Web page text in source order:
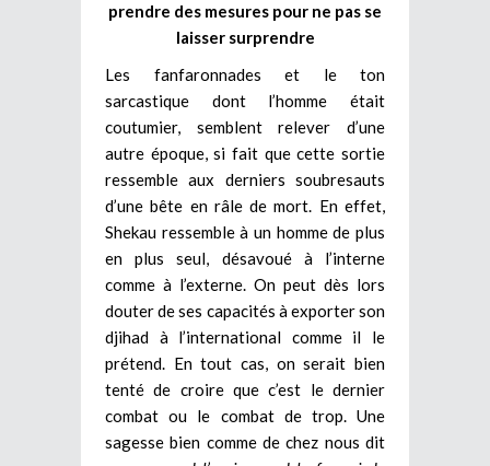
prendre des mesures pour ne pas se
laisser surprendre
Les fanfaronnades et le ton
sarcastique dont l’homme était
coutumier, semblent relever d’une
autre époque, si fait que cette sortie
ressemble aux derniers soubresauts
d’une bête en râle de mort. En effet,
Shekau ressemble à un homme de plus
en plus seul, désavoué à l’interne
comme à l’externe. On peut dès lors
douter de ses capacités à exporter son
djihad à l’international comme il le
prétend. En tout cas, on serait bien
tenté de croire que c’est le dernier
combat ou le combat de trop. Une
sagesse bien comme de chez nous dit